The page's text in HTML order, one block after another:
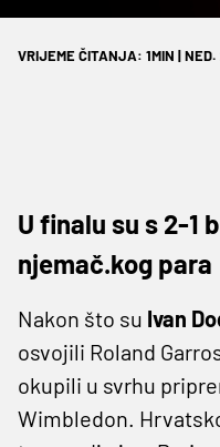
VRIJEME ČITANJA: 1MIN |
U finalu su s 2-1
njemač.kog para
Nakon što su Ivan
osvojili Roland
okupili u svrhu
Wimbledon.